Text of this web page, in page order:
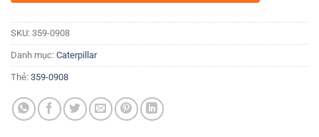
SKU: 359-0908
Danh mục: Caterpillar
Thẻ: 359-0908